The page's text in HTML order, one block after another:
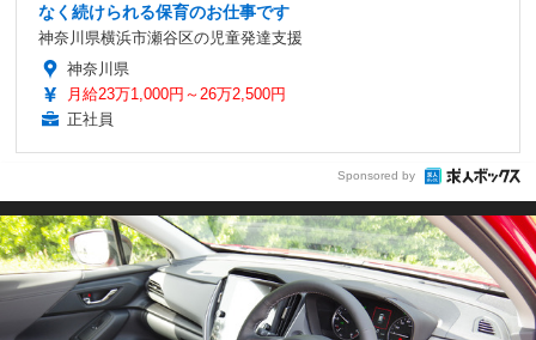
なく続けられる保育のお仕事です
神奈川県横浜市瀬谷区の児童発達支援
神奈川県
月給23万1,000円～26万2,500円
正社員
Sponsored by